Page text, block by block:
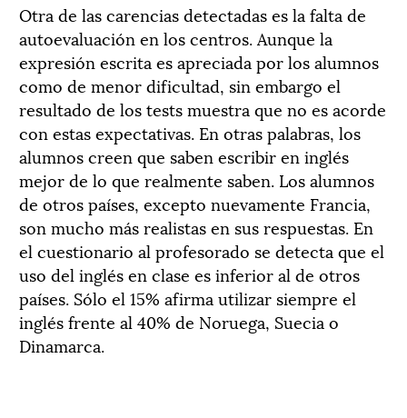
Otra de las carencias detectadas es la falta de
autoevaluación en los centros. Aunque la
expresión escrita es apreciada por los alumnos
como de menor dificultad, sin embargo el
resultado de los tests muestra que no es acorde
con estas expectativas. En otras palabras, los
alumnos creen que saben escribir en inglés
mejor de lo que realmente saben. Los alumnos
de otros países, excepto nuevamente Francia,
son mucho más realistas en sus respuestas. En
el cuestionario al profesorado se detecta que el
uso del inglés en clase es inferior al de otros
países. Sólo el 15% afirma utilizar siempre el
inglés frente al 40% de Noruega, Suecia o
Dinamarca.